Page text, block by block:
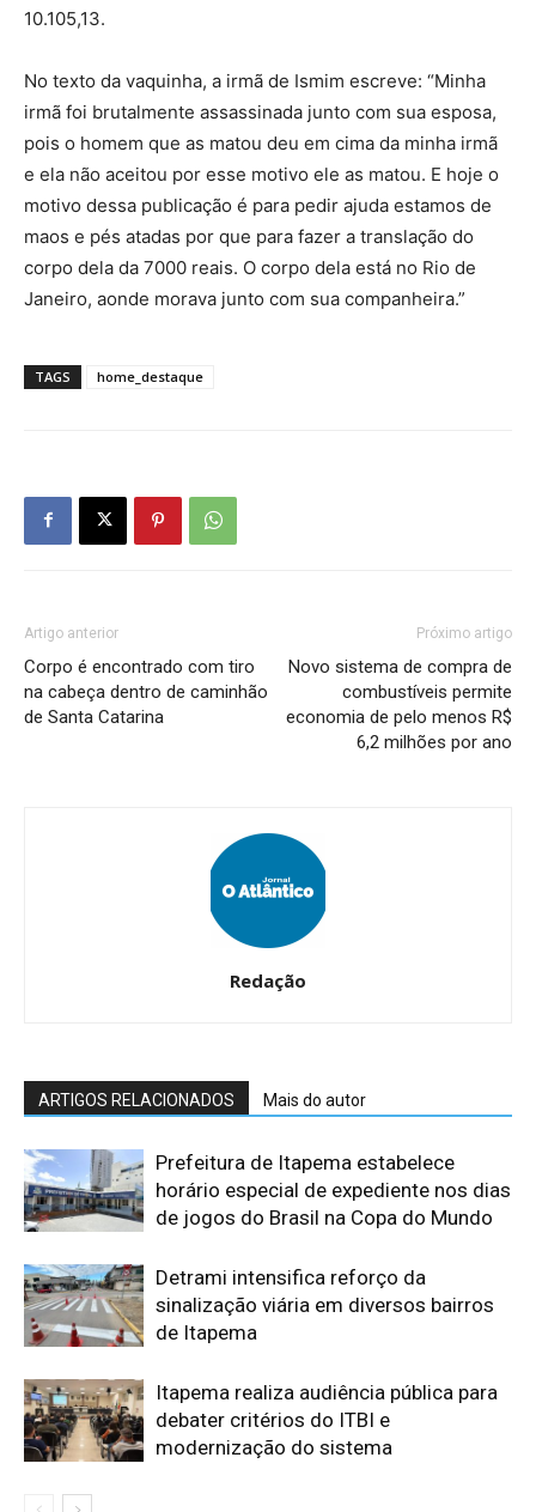
10.105,13.
No texto da vaquinha, a irmã de Ismim escreve: “Minha
irmã foi brutalmente assassinada junto com sua esposa,
pois o homem que as matou deu em cima da minha irmã
e ela não aceitou por esse motivo ele as matou. E hoje o
motivo dessa publicação é para pedir ajuda estamos de
maos e pés atadas por que para fazer a translação do
corpo dela da 7000 reais. O corpo dela está no Rio de
Janeiro, aonde morava junto com sua companheira.”
TAGS home_destaque
Artigo anterior
Corpo é encontrado com tiro
na cabeça dentro de caminhão
de Santa Catarina
Próximo artigo
Novo sistema de compra de
combustíveis permite
economia de pelo menos R$
6,2 milhões por ano
Redação
ARTIGOS RELACIONADOS Mais do autor
Prefeitura de Itapema estabelece
horário especial de expediente nos dias
de jogos do Brasil na Copa do Mundo
Detrami intensifica reforço da
sinalização viária em diversos bairros
de Itapema
Itapema realiza audiência pública para
debater critérios do ITBI e
modernização do sistema